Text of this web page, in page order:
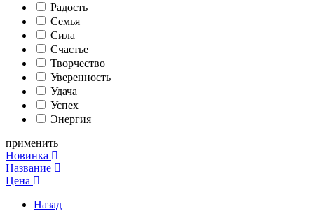
Радость
Семья
Сила
Счастье
Творчество
Уверенность
Удача
Успех
Энергия
применить
Новинка
Название
Цена
Назад